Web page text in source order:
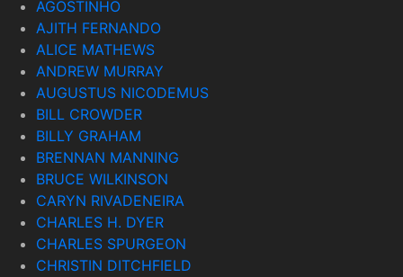
AGOSTINHO
AJITH FERNANDO
ALICE MATHEWS
ANDREW MURRAY
AUGUSTUS NICODEMUS
BILL CROWDER
BILLY GRAHAM
BRENNAN MANNING
BRUCE WILKINSON
CARYN RIVADENEIRA
CHARLES H. DYER
CHARLES SPURGEON
CHRISTIN DITCHFIELD